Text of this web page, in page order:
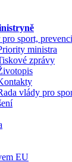
sport,
ministra
zprávy
vlády pro
EU